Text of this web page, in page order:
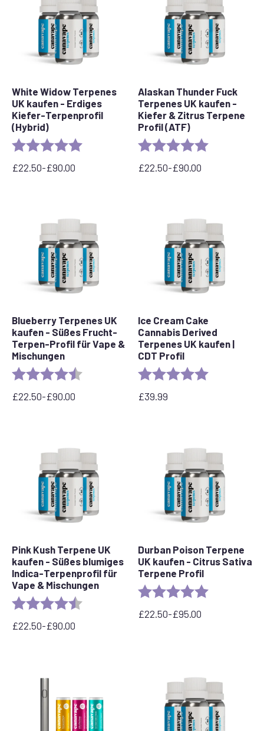
White Widow Terpenes
UK kaufen - Erdiges
Kiefer-Terpenprofil
(Hybrid)
Bewertung: 5.0 out of 5 stars
£22.50-£90.00
Preisspanne:
Alaskan Thunder Fuck
Terpenes UK kaufen -
Kiefer & Zitrus Terpene
Profil (ATF)
Bewertung:
£22.50-£90.00
Preisspanne:
Blueberry Terpenes UK
kaufen - Süßes Frucht-
Terpen-Profil für Vape &
Mischungen
Bewertung: 4,3 von 5 Sternen
£22.50-£90.00
Preisspanne:
Ice Cream Cake
Cannabis Derived
Terpenes UK kaufen |
CDT Profil
Bewertung:
£39.99
Pink Kush Terpene UK
kaufen - Süßes blumiges
Indica-Terpenprofil für
Vape & Mischungen
Bewertung: 4,5 von 5 Sternen
£22.50-£90.00
Preisspanne:
Durban Poison Terpene
UK kaufen - Citrus Sativa
Terpene Profil
Bewertung:
£22.50-£95.00
Preisspanne: